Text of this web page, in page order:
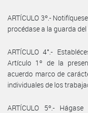
ARTÍCULO 3º.-
procédase a la guarda del
ARTÍCULO 4°.-
Artículo 1º de la
acuerdo marco de
individuales de los
ARTÍCULO 5º.-